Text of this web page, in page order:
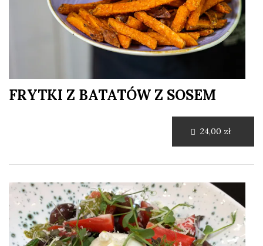
FRYTKI Z BATATÓW Z SOSEM